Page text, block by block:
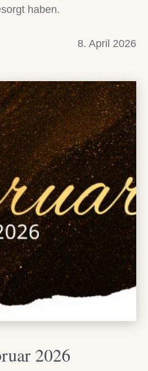
haben.
8. April 2026
2026